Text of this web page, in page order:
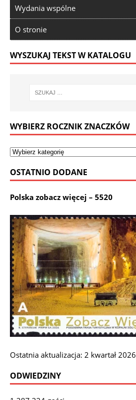
Wydania wspólne
O stronie
WYSZUKAJ TEKST W KATALOGU
WYBIERZ ROCZNIK ZNACZKÓW
OSTATNIO DODANE
Polska zobacz więcej – 5520
Ostatnia aktualizacja: 2 kwartał 2026
ODWIEDZINY